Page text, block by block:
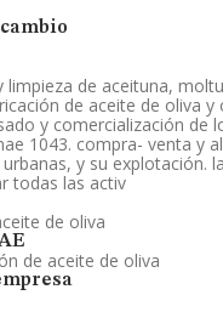
limpieza de aceituna,
de aceite de oliva y
y comercialización de
1043. compra- venta y
y su explotación.
todas las activ
de oliva
de aceite de oliva